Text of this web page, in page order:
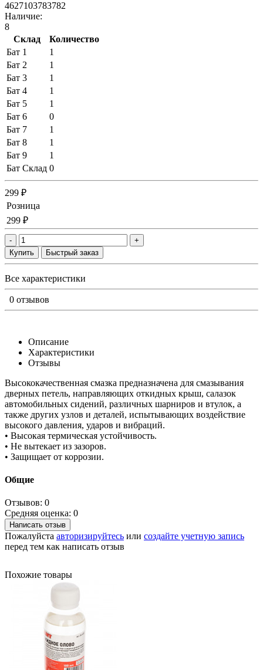
4627103783782
Наличие:
8
Склад
Количество
Бат 1
1
Бат 2
1
Бат 3
1
Бат 4
1
Бат 5
1
Бат 6
0
Бат 7
1
Бат 8
1
Бат 9
1
Бат Склад 0
299 ₽
Розница
299 ₽
-
+
Купить
Быстрый заказ
Все характеристики
0 отзывов
Описание
Характеристики
Отзывы
Высококачественная смазка предназначена для смазывания
дверных петель, направляющих откидных крыш, салазок
автомобильных сидений, различных шарниров и втулок, а
также других узлов и деталей, испытывающих воздействие
высокого давления, ударов и вибраций.
• Высокая термическая устойчивость.
• Не вытекает из зазоров.
• Защищает от коррозии.
Общие
Отзывов: 0
Средняя оценка: 0
Написать отзыв
Пожалуйста авторизируйтесь или создайте учетную запись
перед тем как написать отзыв
Похожие товары